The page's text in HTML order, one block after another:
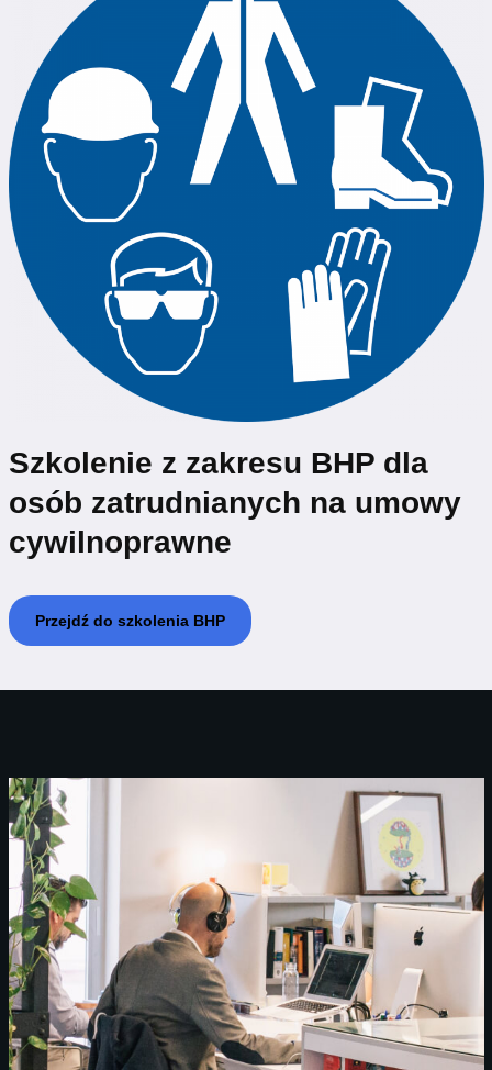
Szkolenie z zakresu BHP dla
osób zatrudnianych na umowy
cywilnoprawne
Przejdź do szkolenia BHP